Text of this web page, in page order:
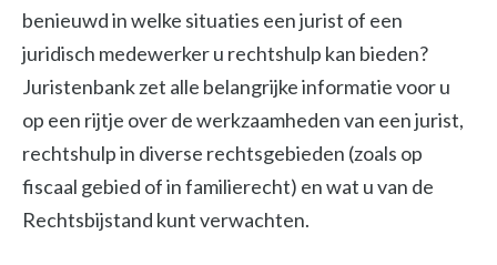
benieuwd in welke situaties een jurist of een
juridisch medewerker u rechtshulp kan bieden?
Juristenbank zet alle belangrijke informatie voor u
op een rijtje over de werkzaamheden van een jurist,
rechtshulp in diverse rechtsgebieden (zoals op
fiscaal gebied of in familierecht) en wat u van de
Rechtsbijstand kunt verwachten.